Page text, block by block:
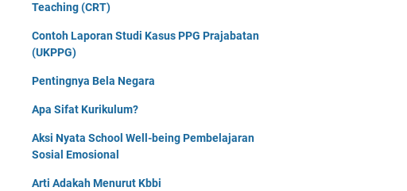
Teaching (CRT)
Contoh Laporan Studi Kasus PPG Prajabatan
(UKPPG)
Pentingnya Bela Negara
Apa Sifat Kurikulum?
Aksi Nyata School Well-being Pembelajaran
Sosial Emosional
Arti Adakah Menurut Kbbi